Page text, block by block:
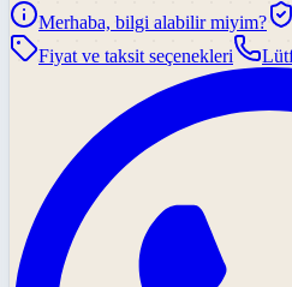
Merhaba, bilgi alabilir miyim?
Fiyat ve taksit seçenekleri